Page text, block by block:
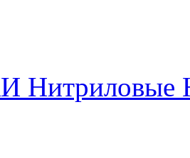
Нитриловые